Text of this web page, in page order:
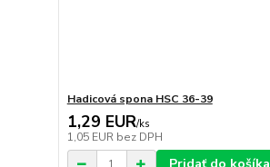
Hadicová spona HSC 36-39
1,29 EUR/ks
1,05 EUR bez DPH